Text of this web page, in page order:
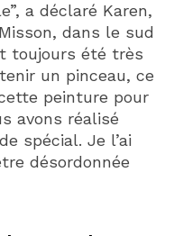
a déclaré Karen,
dans le sud
toujours été très
un pinceau, ce
peinture pour
avons réalisé
spécial. Je l’ai
désordonnée